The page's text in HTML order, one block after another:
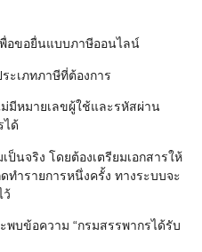
พื่อขอยื่นแบบภาษีออนไลน์
ะเภทภาษีที่ต้องการ
มีหมายเลขผู้ใช้และรหัสผ่าน
ได้
ป็นจริง โดยต้องเตรียมเอกสารให้
ทำรายการหนึ่งครั้ง ทางระบบจะ
ว้
พบข้อความ “กรมสรรพากรได้รับ